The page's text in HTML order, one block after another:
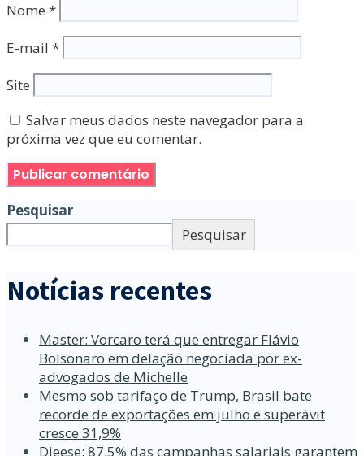
Nome *
E-mail *
Site
Salvar meus dados neste navegador para a
próxima vez que eu comentar.
Pesquisar
Pesquisar
Notícias recentes
Master: Vorcaro terá que entregar Flávio
Bolsonaro em delação negociada por ex-
advogados de Michelle
Mesmo sob tarifaço de Trump, Brasil bate
recorde de exportações em julho e superávit
cresce 31,9%
Dieese: 87,5% das campanhas salariais garantem